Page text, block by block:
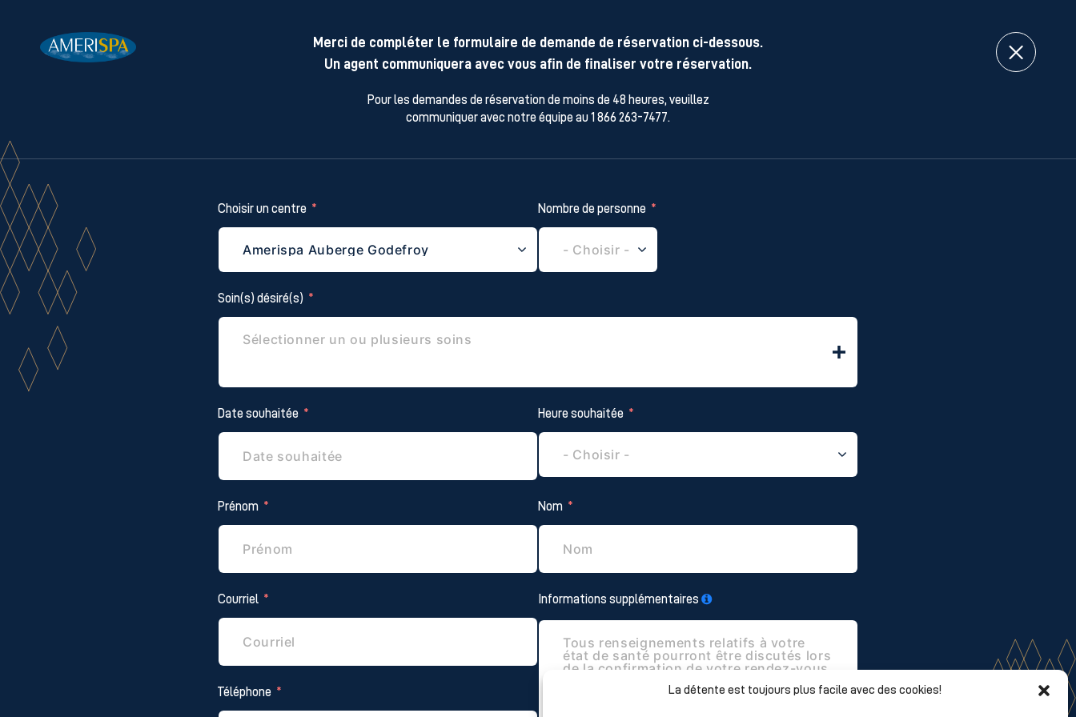
La détente est toujours plus facile avec des cookies!
Merci de compléter le formulaire de demande de réservation ci-dessous.
Un agent communiquera avec vous afin de finaliser votre réservation.
Pour les demandes de réservation de moins de 48 heures, veuillez
communiquer avec notre équipe au 1 866 263-7477.
Choisir un centre Nombre de personne
Soin(s) désiré(s)
Date souhaitée Heure souhaitée
Prénom Nom
Courriel
Téléphone
Informations supplémentaires